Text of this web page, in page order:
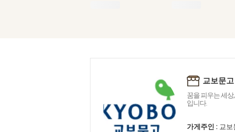
교보문고
꿈을 피우는 세
입니다.
가게주인 : 교보